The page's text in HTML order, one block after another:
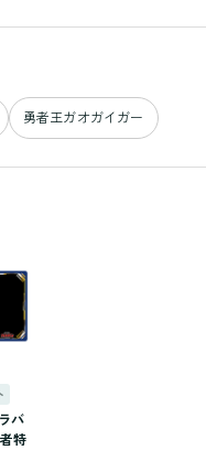
勇者王ガオガイガー
バ
特